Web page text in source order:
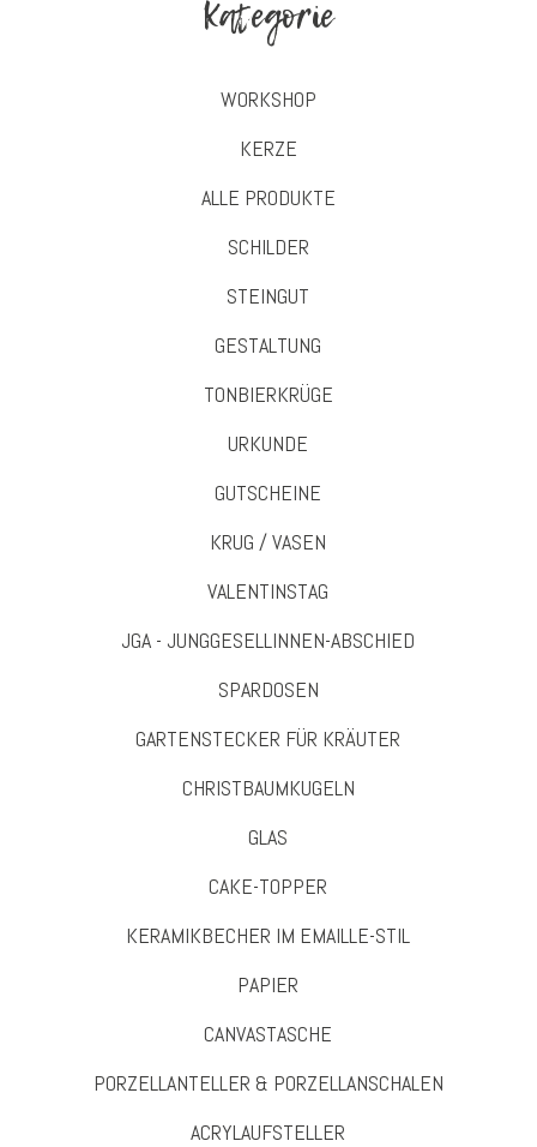
Kategorie
WORKSHOP
KERZE
ALLE PRODUKTE
SCHILDER
STEINGUT
GESTALTUNG
TONBIERKRÜGE
URKUNDE
GUTSCHEINE
KRUG / VASEN
VALENTINSTAG
JGA - JUNGGESELLINNEN-ABSCHIED
SPARDOSEN
GARTENSTECKER FÜR KRÄUTER
CHRISTBAUMKUGELN
GLAS
CAKE-TOPPER
KERAMIKBECHER IM EMAILLE-STIL
PAPIER
CANVASTASCHE
PORZELLANTELLER & PORZELLANSCHALEN
ACRYLAUFSTELLER